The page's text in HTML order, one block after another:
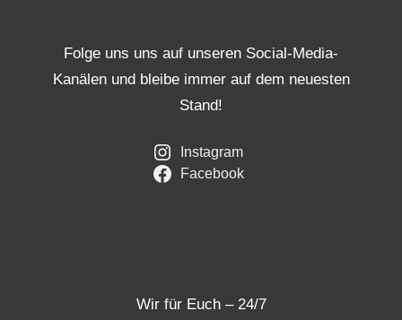
Folge uns uns auf unseren Social-Media-
Kanälen und bleibe immer auf dem neuesten
Stand!
Instagram
Facebook
Wir für Euch – 24/7